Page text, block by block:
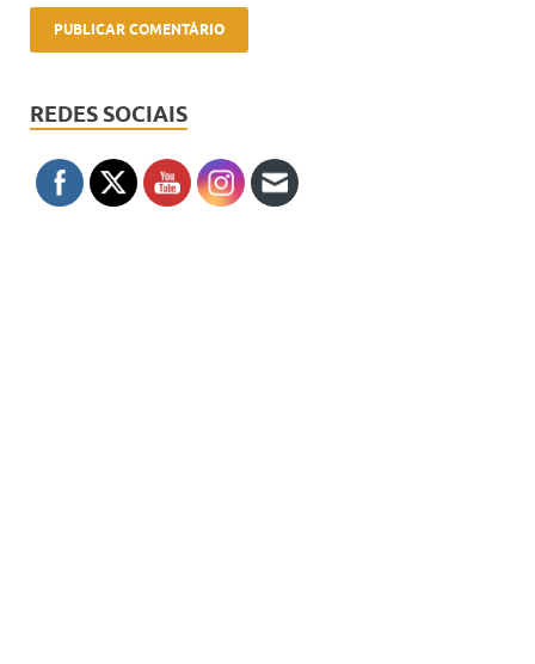
REDES SOCIAIS